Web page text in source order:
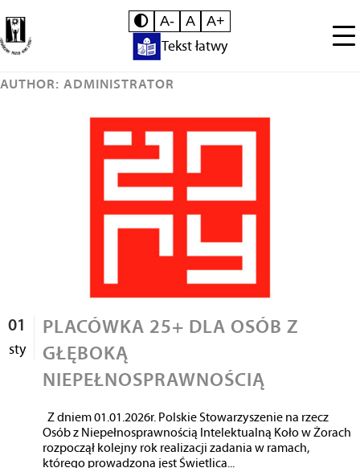
A- A A+
Tekst łatwy
AUTHOR: ADMINISTRATOR
01
sty
PLACÓWKA 25+ DLA OSÓB Z
GŁĘBOKĄ
NIEPEŁNOSPRAWNOŚCIĄ
Z dniem 01.01.2026r. Polskie Stowarzyszenie na rzecz
Osób z Niepełnosprawnością Intelektualną Koło w Żorach
rozpoczął kolejny rok realizacji zadania w ramach,
którego prowadzona jest Świetlica...